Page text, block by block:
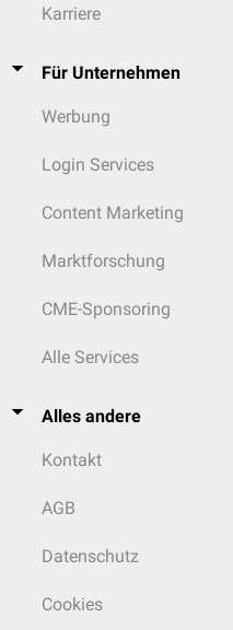
Karriere
Für Unternehmen
Werbung
Login Services
Content Marketing
Marktforschung
CME-Sponsoring
Alle Services
Alles andere
Kontakt
AGB
Datenschutz
Cookies